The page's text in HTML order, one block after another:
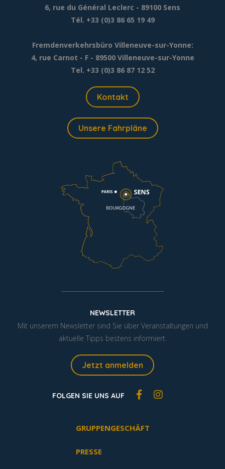
6, rue du Général Leclerc - 89100 Sens
Tél. +33 (0)3 86 65 19 49
Fremdenverkehrsbüro Villeneuve-sur-Yonne:
4, rue Carnot - F - 89500 Villeneuve-sur-Yonne
Tel. +33 (0)3 86 87 12 52
Kontakt
Unsere Fahrpläne
NEWSLETTER
Mit unserem Newsletter sind Sie über Veranstaltungen und
aktuelle Tipps bestens informiert.
Jetzt anmelden
FOLGEN SIE UNS AUF
GRUPPENGESCHÄFT
PRESSE